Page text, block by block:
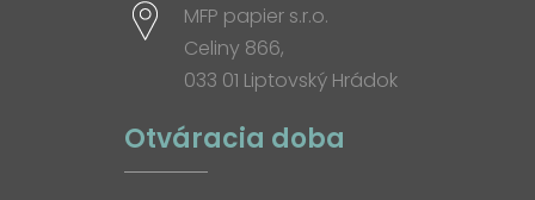
MFP papier s.r.o.
Celiny 866,
033 01 Liptovský Hrádok
Otváracia doba